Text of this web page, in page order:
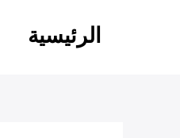
الرئيسية